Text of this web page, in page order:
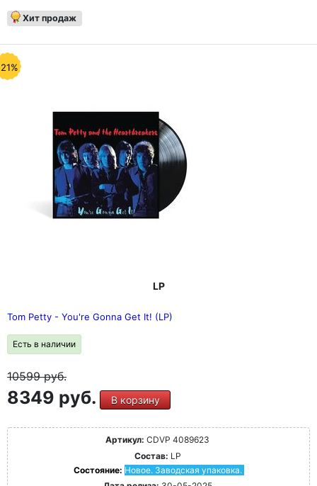
Хит продаж
LP
Tom Petty - You're Gonna Get It! (LP)
Есть в наличии
10599руб.
8349 руб. В корзину
Артикул: CDVP 4089623
Состав: LP
Состояние: Новое. Заводская упаковка.